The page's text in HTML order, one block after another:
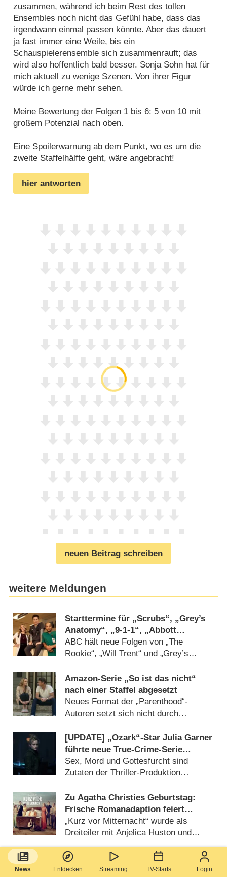
News Entdecken Streaming TV-Starts Login
zusammen, während ich beim Rest des tollen
Ensembles noch nicht das Gefühl habe, dass das
irgendwann einmal passen könnte. Aber das dauert
ja fast immer eine Weile, bis ein
Schauspielerensemble sich zusammenrauft; das
wird also hoffentlich bald besser. Sonja Sohn hat für
mich aktuell zu wenige Szenen. Von ihrer Figur
würde ich gerne mehr sehen.
Meine Bewertung der Folgen 1 bis 6: 5 von 10 mit
großem Potenzial nach oben.
Eine Spoilerwarnung ab dem Punkt, wo es um die
zweite Staffelhälfte geht, wäre angebracht!
hier antworten
neuen Beitrag schreiben
weitere Meldungen
Starttermine für „Scrubs“, „Grey’s
Anatomy“, „9-1-1“, „Abbott
Elementary“ und mehr verkündet
ABC hält neue Folgen von „The
Rookie“, „Will Trent“ und „Grey’s
(28.07.2026)
Amazon-Serie „So ist das nicht“
nach einer Staffel abgesetzt
Neues Format der „Parenthood“-
Autoren setzt sich nicht durch
[UPDATE] „Ozark“-Star Julia Garner
führte neue True-Crime-Serie
„Guilty Creatures“ an
Sex, Mord und Gottesfurcht sind
Zutaten der Thriller-Produktion
Zu Agatha Christies Geburtstag:
Frische Romanadaption feiert
Deutschlandpremiere
„Kurz vor Mitternacht“ wurde als
Dreiteiler mit Anjelica Huston und
Harlan-Coben-Adaption: Dieser
Darsteller wird „Myron Bolitar“